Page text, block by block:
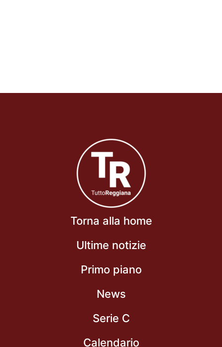
Torna alla home
Ultime notizie
Primo piano
News
Serie C
Calendario